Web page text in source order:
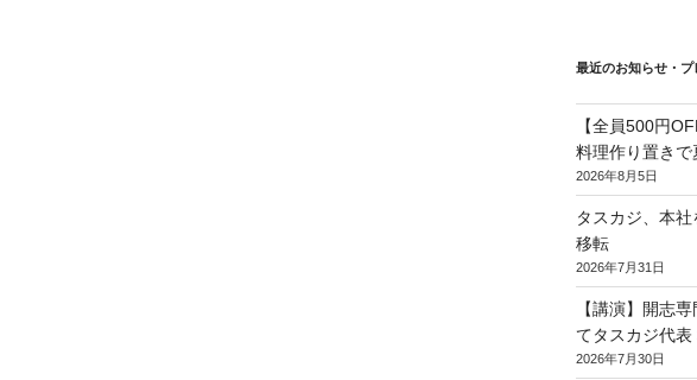
最近のお知らせ・
【全員500円
料理作り置きで
2026年8月5日
タスカジ、本
移転
2026年7月31日
【講演】開志
てタスカジ代
2026年7月30日